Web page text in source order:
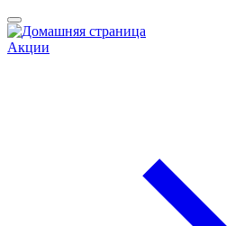
Акции